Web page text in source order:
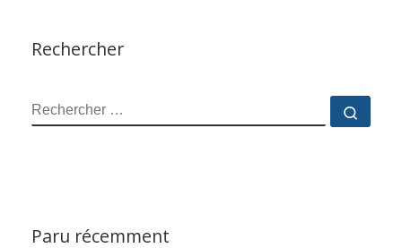
Rechercher
RECHERCHER
Paru récemment